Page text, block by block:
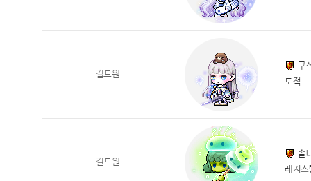
길드원
쿠
도적
길드원
솔
레지스